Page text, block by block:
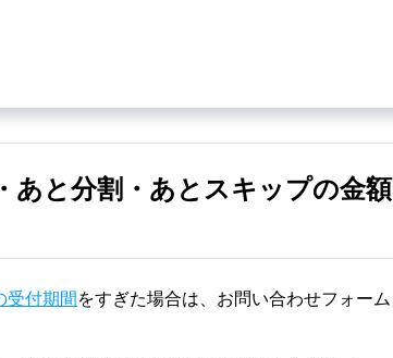
あと分割・あとスキップの金額
受付期間をすぎた場合は、お問い合わせフォーム